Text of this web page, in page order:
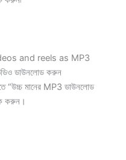
ডাউনলোড করুন
“উচ্চ মানের MP3 ডাউনলোড
করুন।